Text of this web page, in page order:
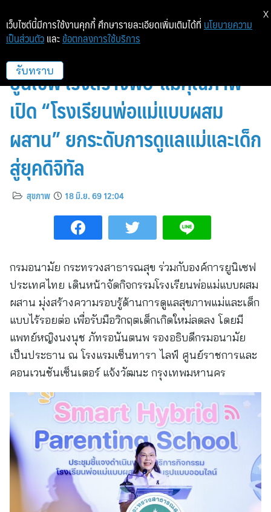
เด็กเกิดใหม่ลดฮวบ! กรมอนามัย-
ยูนิเซฟ เร่งสร้างพ่อ-แม่คุณภาพ
เปิด “โรงเรียนพ่อแม่แบบผสม
ผสาน” ยกระดับการดูแลแม่และเด็ก
สู่ยุคดิจิทัล
สุขภาพ 18 มิ.ย. 69 12:04
กรมอนามัย กระทรวงสาธารณสุข ร่วมกับองค์การยูนิเซฟ
ประเทศไทย เดินหน้าจัดกิจกรรมโรงเรียนพ่อแม่แบบผสม
ผสาน มุ่งสร้างความรอบรู้ด้านการดูแลสุขภาพแม่และเด็ก
แบบไร้รอยต่อ เพื่อรับมือวิกฤตเด็กเกิดใหม่ลดลง โดยมี
แพทย์หญิงนงนุช ภัทรอนันตนพ รองอธิบดีกรมอนามัย
เป็นประธาน ณ โรงแรมเซ็นทารา ไลฟ์ ศูนย์ราชการและ
คอนเวนชันเซ็นเตอร์ แจ้งวัฒนะ กรุงเทพมหานคร
เว็บไซต์นี้มีการใช้งานคุกกี้ ศึกษารายละเอียดเพิ่มเติมได้ที่ นโยบายความ
เป็นส่วนตัว และ ข้อตกลงการใช้บริการ
รับทราบ
X